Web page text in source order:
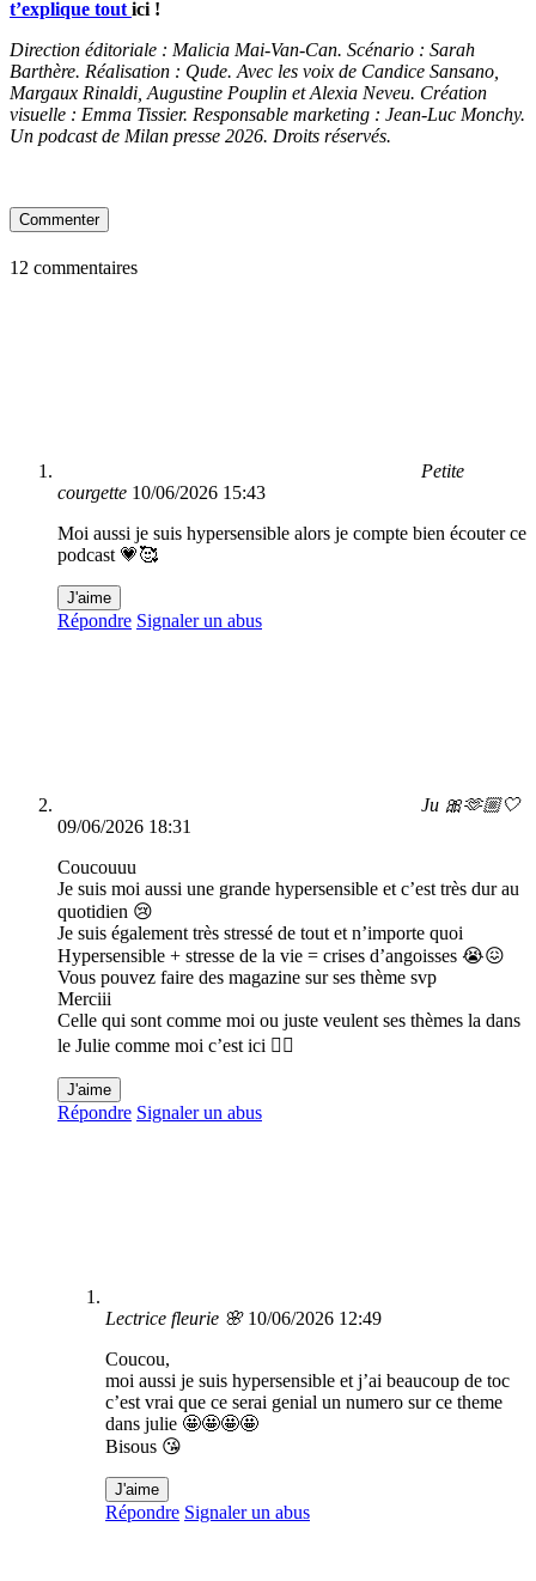
t’explique tout ici !
Direction éditoriale : Malicia Mai-Van-Can. Scénario : Sarah
Barthère. Réalisation : Qude. Avec les voix de Candice Sansano,
Margaux Rinaldi, Augustine Pouplin et Alexia Neveu. Création
visuelle : Emma Tissier. Responsable marketing : Jean-Luc Monchy.
Un podcast de Milan presse 2026. Droits réservés.
Commenter
12 commentaires
Petite
courgette 10/06/2026 15:43
Moi aussi je suis hypersensible alors je compte bien écouter ce
podcast 💗🥰
J'aime
Répondre Signaler un abus
Ju 🎀🫶🏼🤍
09/06/2026 18:31
Coucouuu
Je suis moi aussi une grande hypersensible et c’est très dur au
quotidien 😢
Je suis également très stressé de tout et n’importe quoi
Hypersensible + stresse de la vie = crises d’angoisses 😭😖
Vous pouvez faire des magazine sur ses thème svp
Merciii
Celle qui sont comme moi ou juste veulent ses thèmes la dans
le Julie comme moi c’est ici 👇🏼
J'aime
Répondre Signaler un abus
Lectrice fleurie 🌸 10/06/2026 12:49
Coucou,
moi aussi je suis hypersensible et j’ai beaucoup de toc
c’est vrai que ce serai genial un numero sur ce theme
dans julie 🤩🤩🤩🤩
Bisous 😘
J'aime
Répondre Signaler un abus